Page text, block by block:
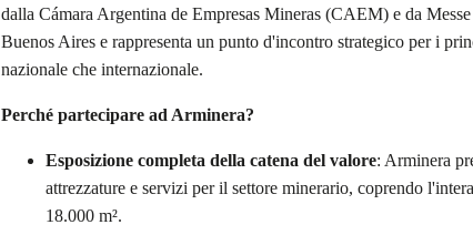
dalla Cámara Argentina de Empresas Mineras (CAEM) e da
Buenos Aires e rappresenta un punto d'incontro strategico per i
nazionale che internazionale.
Perché partecipare ad Arminera?
Esposizione completa della catena del valore: Arminera
attrezzature e servizi per il settore minerario, coprendo
18.000 m².